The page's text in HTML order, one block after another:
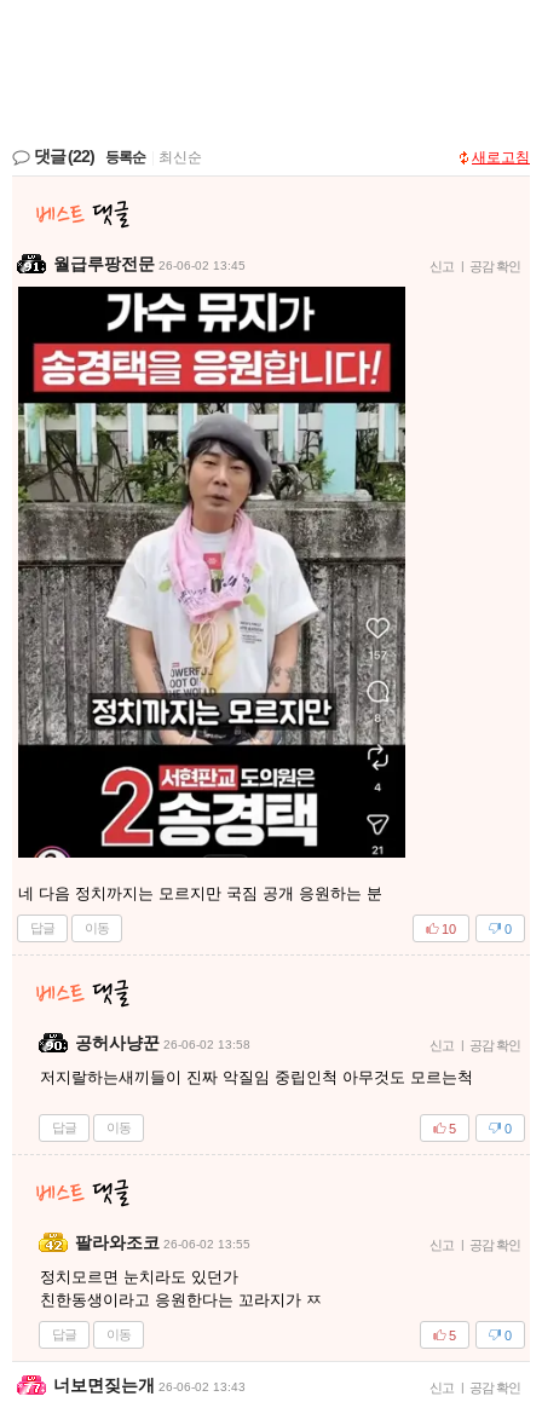
댓글(22) 등록순 최신순 새로고침
월급루팡전문 26-06-02 13:45 신고 | 공감 확인
네 다음 정치까지는 모르지만 국짐 공개 응원하는 분
답글 이동 0
10
공허사냥꾼 26-06-02 13:58 신고 | 공감 확인
저지랄하는새끼들이 진짜 악질임 중립인척 아무것도 모르는척
답글 이동 0
5
팔라와조코 26-06-02 13:55 신고 | 공감 확인
정치모르면 눈치라도 있던가
친한동생이라고 응원한다는 꼬라지가 ㅉ
답글 이동 0
5
너보면짖는개 26-06-02 13:43 신고 | 공감 확인